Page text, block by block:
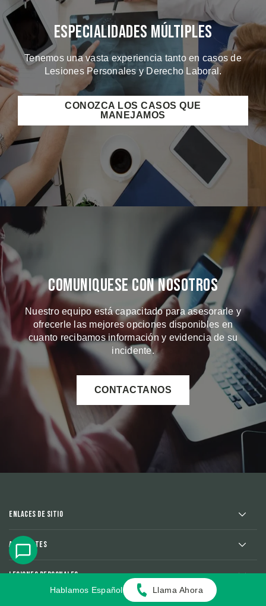
Especialidades Múltiples
Tenemos una vasta experiencia tanto en casos de
Lesiones Personales y Derecho Laboral.
CONOZCA LOS CASOS QUE
MANEJAMOS
Comuniquese Con Nosotros
Nuestro equipo está capacitado para asesorarle y
ofrecerle las mejores opciones disponibles en
cuanto recibamos información y evidencia de su
incidente.
CONTACTANOS
Enlaces de sitio
Accidentes
Lesiones Personales
Hablamos Español Llama Ahora